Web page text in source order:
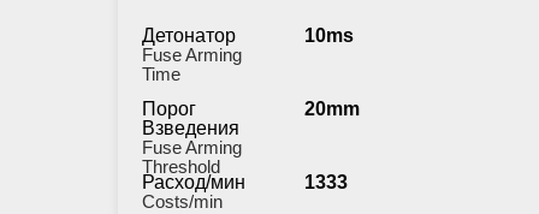
Детонатор
Fuse Arming
Time
10ms
Порог
Взведения
Fuse Arming
Threshold
20mm
Расход/мин
Costs/min
1333